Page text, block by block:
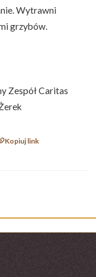
Wytrawni
grzybów.
Caritas
Kopiuj link